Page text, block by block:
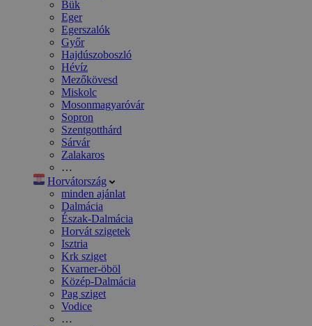
Bük
Eger
Egerszalók
Győr
Hajdúszoboszló
Hévíz
Mezőkövesd
Miskolc
Mosonmagyaróvár
Sopron
Szentgotthárd
Sárvár
Zalakaros
…
Horvátország
minden ajánlat
Dalmácia
Észak-Dalmácia
Horvát szigetek
Isztria
Krk sziget
Kvarner-öböl
Közép-Dalmácia
Pag sziget
Vodice
…